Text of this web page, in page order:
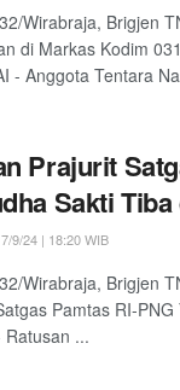
Wirabraja, Brigjen
di Markas Kodim
- Anggota Tentara
Prajurit
Sakti
9/24 | 18:20 WIB
Wirabraja, Brigjen
Pamtas RI-
Ratusan ...